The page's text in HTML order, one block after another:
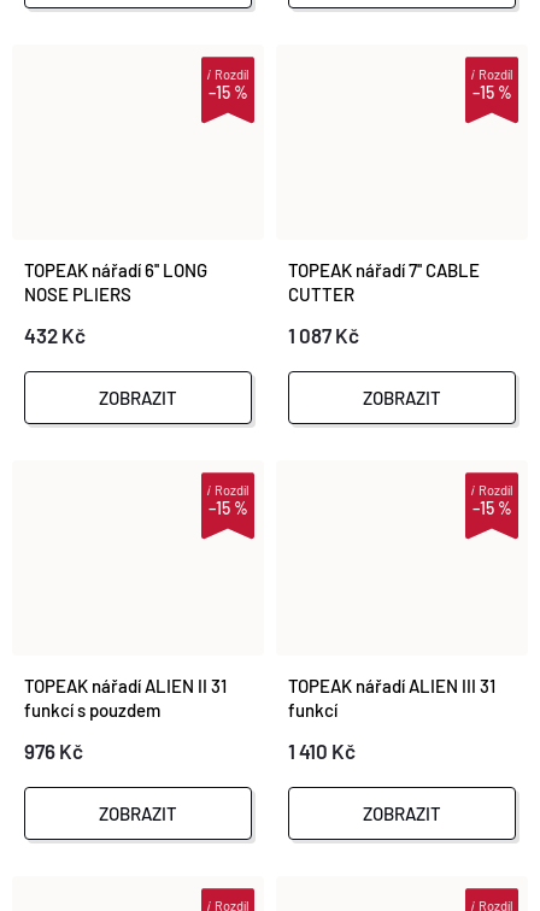
–15 %
iRozdíl
TOPEAK nářadí 6'' LONG
NOSE PLIERS
432 Kč
ZOBRAZIT
–15 %
iRozdíl
TOPEAK nářadí 7'' CABLE
CUTTER
1 087 Kč
ZOBRAZIT
–15 %
iRozdíl
TOPEAK nářadí ALIEN II 31
funkcí s pouzdem
976 Kč
ZOBRAZIT
–15 %
iRozdíl
TOPEAK nářadí ALIEN III 31
funkcí
1 410 Kč
ZOBRAZIT
iRozdíl iRozdíl